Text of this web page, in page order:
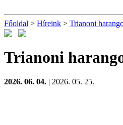
Főoldal > Híreink > Trianoni
Trianoni
2026. 06. 04. | 2026. 05. 25.